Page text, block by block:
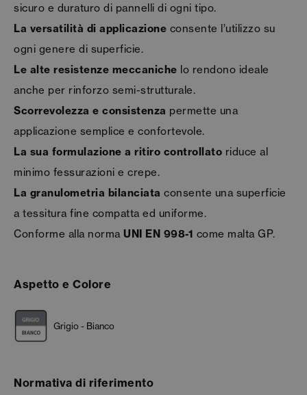
sicuro e duraturo di pannelli di ogni tipo.
La versatilità di applicazione consente l’utilizzo su
ogni genere di superficie.
Le alte resistenze meccaniche lo rendono ideale
anche per rinforzo semi-strutturale.
Scorrevolezza e consistenza permette una
applicazione semplice e confortevole.
La sua formulazione a ritiro controllato riduce al
minimo fessurazioni e crepe.
La granulometria bilanciata consente una superficie
a tessitura fine compatta ed uniforme.
Conforme alla norma UNI EN 998-1 come malta GP.
Aspetto e Colore
Grigio - Bianco
Normativa di riferimento